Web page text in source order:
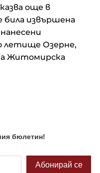
още в
била извършена
летище Озерне,
Житомирска